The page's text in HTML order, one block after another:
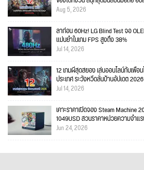
Aug 5, 2026
ลาก่อน 60Hz! LG Blind Test จอ
แม่นยำในเกม FPS สูงถึง 38%
Jul 14, 2026
12 เกมผีสุดสยอง เล่นออนไลน์กับเพื่
ประเทศ ระวังหวีดลั่นบ้านอัปเดต 2026
Jul 14, 2026
เคาะราคาเปิดจอง Steam Machine
1049USD สวนราคาหน่วยความจำแ
Jun 24, 2026